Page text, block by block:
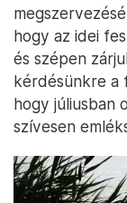
hogy az idei
és szépen
kérdésünkre a
hogy júliusban
szívesen